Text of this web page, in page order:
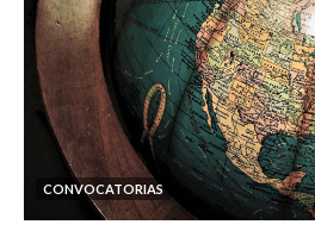
CONVOCATORIAS